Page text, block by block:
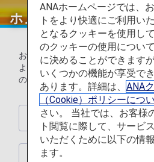
ホノルル線のサービス
お客様にハワイ到着前からリゾー
よう、「楽しさ」あふれるサービ
のホノルル線で楽しい旅の思い出
機内食・ドリンク
機内販売
ANAホームページでは、
トをより快適にご利用い
となるクッキーを使用し
のクッキーの使用につい
に決めることができます
いくつかの機能が享受で
あります。詳細は、 ANA
（Cookie）ポリシーにつ
さい。 当社では、お客様
ト閲覧に際して、サービ
いただくために以下の情
ます。